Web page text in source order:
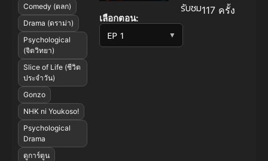
เลือกตอน:
▼
รับชม117 ครั้ง
Comedy (ตลก)
Drama (ดราม่า)
Psychological
(จิตวิทยา)
Slice of Life (ชีวิต
ประจำวัน)
Gonzo
NHK ni Youkoso!
Psychological
Drama
ดูการ์ตูน